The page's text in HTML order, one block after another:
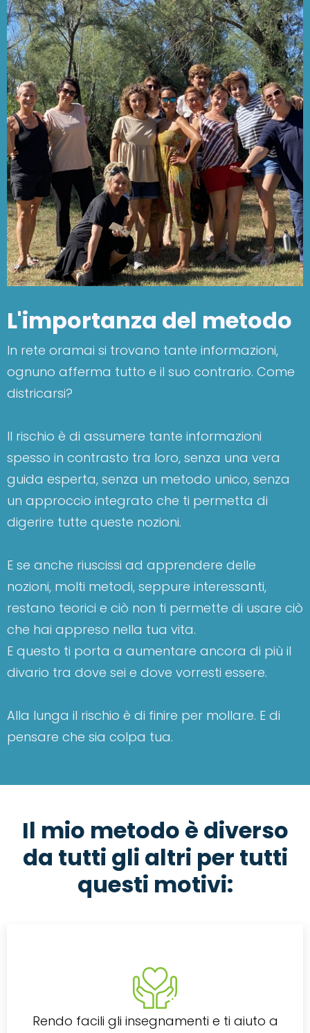
L'importanza del metodo
In rete oramai si trovano tante informazioni,
ognuno afferma tutto e il suo contrario. Come
districarsi?
Il rischio è di assumere tante informazioni
spesso in contrasto tra loro, senza una vera
guida esperta, senza un metodo unico, senza
un approccio integrato che ti permetta di
digerire tutte queste nozioni.
E se anche riuscissi ad apprendere delle
nozioni, molti metodi, seppure interessanti,
restano teorici e ciò non ti permette di usare ciò
che hai appreso nella tua vita.
E questo ti porta a aumentare ancora di più il
divario tra dove sei e dove vorresti essere.
Alla lunga il rischio è di finire per mollare. E di
pensare che sia colpa tua.
Il mio metodo è diverso
da tutti gli altri per tutti
questi motivi:
Rendo facili gli insegnamenti e ti aiuto a